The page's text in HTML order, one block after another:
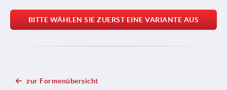
BITTE WÄHLEN SIE ZUERST EINE VARIANTE AUS
zur Formenübersicht